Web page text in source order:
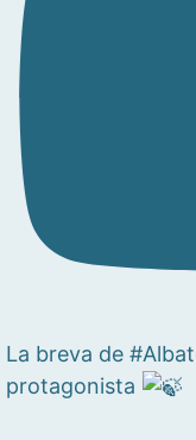
La breva de
protagonista